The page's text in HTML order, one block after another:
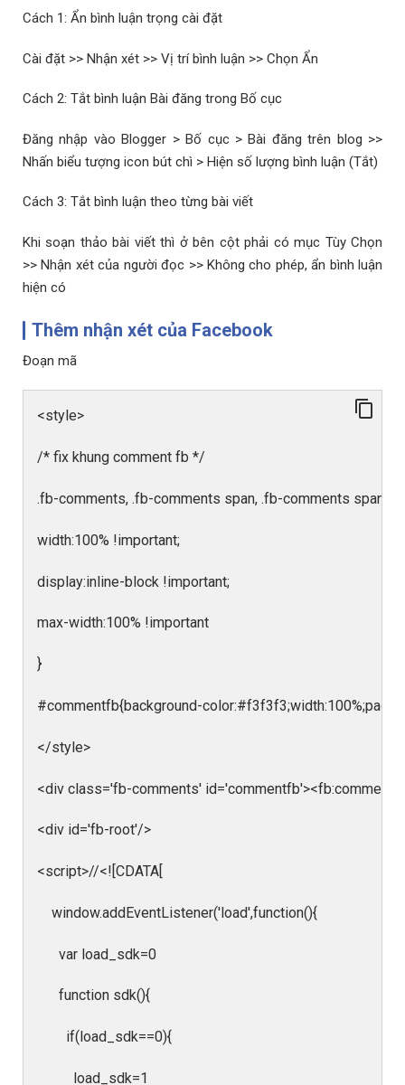
Cách 1: Ẩn bình luận trọng cài đặt
Cài đặt >> Nhận xét >> Vị trí bình luận >> Chọn Ẩn
Cách 2: Tắt bình luận Bài đăng trong Bố cục
Đăng nhập vào Blogger > Bố cục > Bài đăng trên blog >>
Nhấn biểu tượng icon bút chì > Hiện số lượng bình luận (Tắt)
Cách 3: Tắt bình luận theo từng bài viết
Khi soạn thảo bài viết thì ở bên cột phải có mục Tùy Chọn
>> Nhận xét của người đọc >> Không cho phép, ẩn bình luận
hiện có
Thêm nhận xét của Facebook
Đoạn mã
<style>
/* fix khung comment fb */
.fb-comments, .fb-comments span, .fb-comments span
width:100% !important;
display:inline-block !important;
max-width:100% !important
}
#commentfb{background-
</style>
<div class='fb-comments'
<div id='fb-root'/>
<script>//<![CDATA[
window.addEventListener('load',function(){
var load_sdk=0
function sdk(){
if(load_sdk==0){
load_sdk=1